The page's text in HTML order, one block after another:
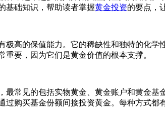
基础知识，帮助读者掌握黄金投资的要点，
极高的保值能力。它的稀缺性和独特的化
重要，因为它们是黄金价值的根本支撑。
最常见的包括实物黄金、黄金账户和黄金
过购买基金份额间接投资黄金。每种方式都